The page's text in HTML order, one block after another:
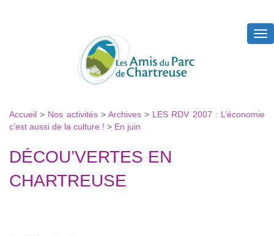
Accueil> Nos activités> Archives> LES RDV 2007 : L’économie
c’est aussi de la culture ! > En juin
DÉCOU’VERTES EN
CHARTREUSE